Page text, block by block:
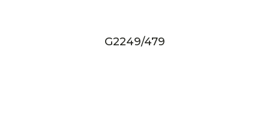
G2249/479